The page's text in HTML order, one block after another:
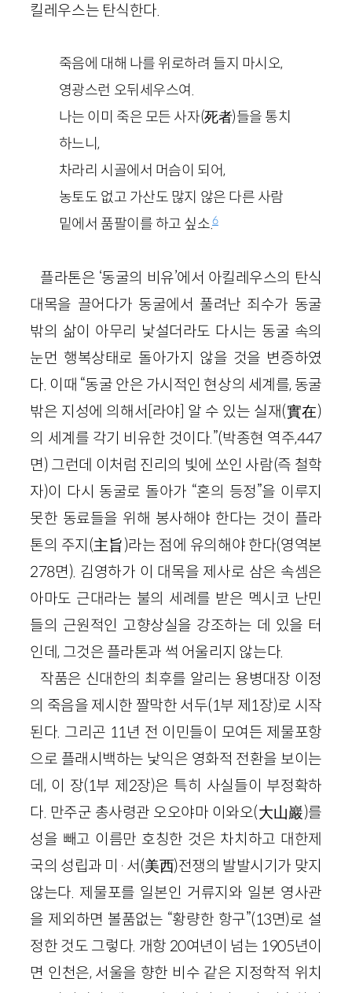
킬레우스는 탄식한다.
죽음에 대해 나를 위로하려 들지 마시오,
영광스런 오뒤세우스여.
나는 이미 죽은 모든 사자(死者)들을 통치
하느니,
차라리 시골에서 머슴이 되어,
농토도 없고 가산도 많지 않은 다른 사람
밑에서 품팔이를 하고 싶소.6
플라톤은 ‘동굴의 비유’에서 아킬레우스의 탄식
대목을 끌어다가 동굴에서 풀려난 죄수가 동굴
밖의 삶이 아무리 낯설더라도 다시는 동굴 속의
눈먼 행복상태로 돌아가지 않을 것을 변증하였
다. 이때 “동굴 안은 가시적인 현상의 세계를, 동굴
밖은 지성에 의해서[라야] 알 수 있는 실재(實在)
의 세계를 각기 비유한 것이다.”(박종현 역주,447
면) 그런데 이처럼 진리의 빛에 쏘인 사람(즉 철학
자)이 다시 동굴로 돌아가 “혼의 등정”을 이루지
못한 동료들을 위해 봉사해야 한다는 것이 플라
톤의 주지(主旨)라는 점에 유의해야 한다(영역본
278면). 김영하가 이 대목을 제사로 삼은 속셈은
아마도 근대라는 불의 세례를 받은 멕시코 난민
들의 근원적인 고향상실을 강조하는 데 있을 터
인데, 그것은 플라톤과 썩 어울리지 않는다.
작품은 신대한의 최후를 알리는 용병대장 이정
의 죽음을 제시한 짤막한 서두(1부 제1장)로 시작
된다. 그리곤 11년 전 이민들이 모여든 제물포항
으로 플래시백하는 낯익은 영화적 전환을 보이는
데, 이 장(1부 제2장)은 특히 사실들이 부정확하
다. 만주군 총사령관 오오야마 이와오(大山巖)를
성을 빼고 이름만 호칭한 것은 차치하고 대한제
국의 성립과 미·서(美西)전쟁의 발발시기가 맞지
않는다. 제물포를 일본인 거류지와 일본 영사관
을 제외하면 볼품없는 “황량한 항구”(13면)로 설
정한 것도 그렇다. 개항 20여년이 넘는 1905년이
면 인천은, 서울을 향한 비수 같은 지정학적 위치